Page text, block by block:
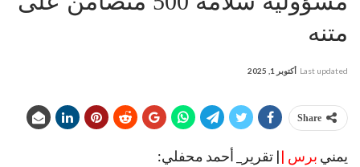
متنه
Last updated أكتوبر 1, 2025
Share
يمني برس || تقرير_ أحمد محفلي: